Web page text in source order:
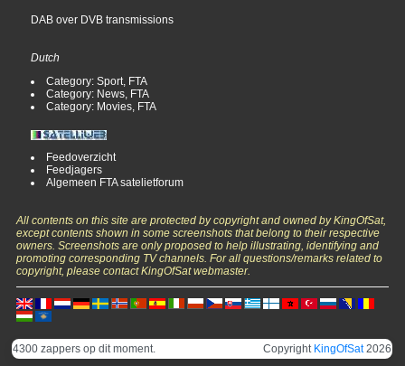
DAB over DVB transmissions
Dutch
Category: Sport, FTA
Category: News, FTA
Category: Movies, FTA
Feedoverzicht
Feedjagers
Algemeen FTA satelietforum
All contents on this site are protected by copyright and owned by KingOfSat,
except contents shown in some screenshots that belong to their respective
owners. Screenshots are only proposed to help illustrating, identifying and
promoting corresponding TV channels. For all questions/remarks related to
copyright, please contact KingOfSat webmaster.
4300 zappers op dit moment. Copyright KingOfSat2026